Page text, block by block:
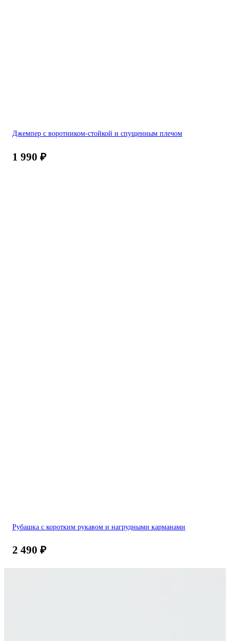
Джемпер с воротником-стойкой и спущенным плечом
1 990 ₽
Рубашка с коротким рукавом и нагрудными карманами
2 490 ₽